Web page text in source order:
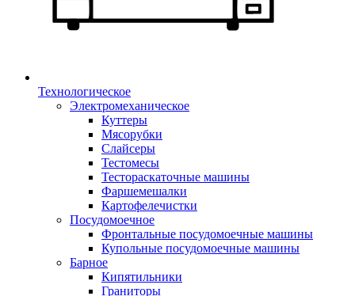
Технологическое
Электромеханическое
Куттеры
Мясорубки
Слайсеры
Тестомесы
Тестораскаточные машины
Фаршемешалки
Картофелечистки
Посудомоечное
Фронтальные посудомоечные машины
Купольные посудомоечные машины
Барное
Кипятильники
Граниторы